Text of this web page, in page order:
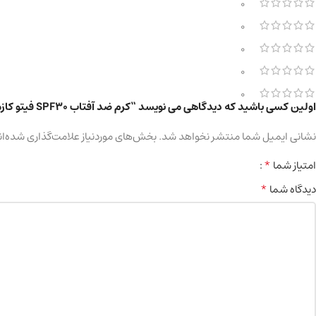
0
0
0
0
0
اولین کسی باشید که دیدگاهی می نویسد “کرم ضد آفتاب SPF30 فیتو کازمتیک حاوی هیالورونیک اسید آبرسان قوی حجم 75 میلی لیتر”
نشانی ایمیل شما منتشر نخواهد شد.بخش‌های موردنیاز علامت‌گذاری
امتیاز شما*
دیدگاه شما*